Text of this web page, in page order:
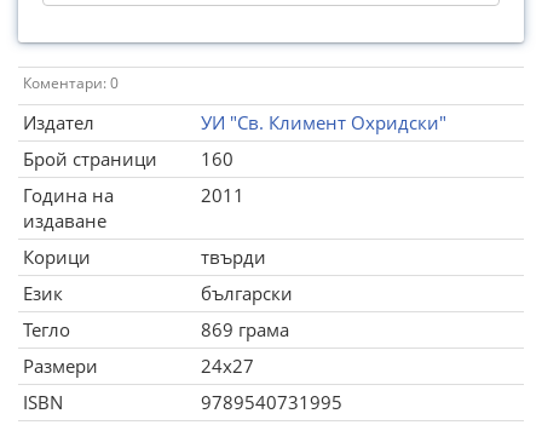
Коментари: 0
Издател
УИ "Св. Климент Охридски"
Брой страници
160
Година на
издаване
2011
Корици
твърди
Език
български
Тегло
869 грама
Размери
24x27
ISBN
9789540731995